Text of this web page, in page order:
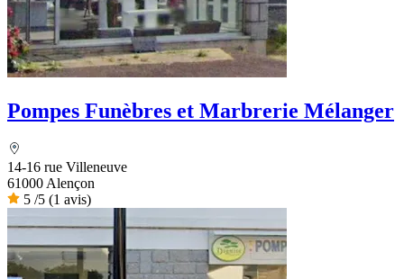
Pompes Funèbres et Marbrerie Mélanger
14-16 rue Villeneuve
61000 Alençon
5 /5 (1 avis)